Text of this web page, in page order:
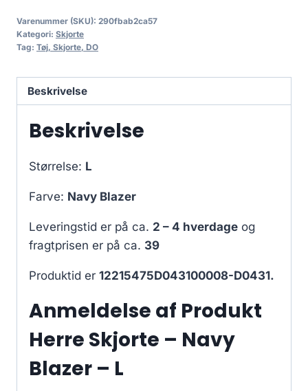
Varenummer (SKU): 290fbab2ca57
Kategori: Skjorte
Tag: Tøj, Skjorte, DO
Beskrivelse
Beskrivelse
Størrelse: L
Farve: Navy Blazer
Leveringstid er på ca. 2 – 4 hverdage og
fragtprisen er på ca. 39
Produktid er 12215475D043100008-D0431.
Anmeldelse af Produkt
Herre Skjorte – Navy
Blazer – L